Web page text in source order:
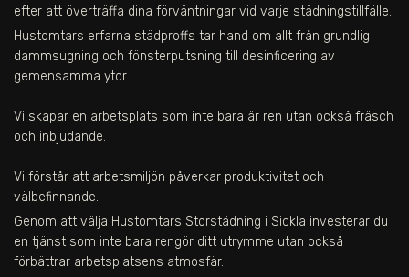
efter att överträffa dina förväntningar vid varje städningstillfälle.
Hustomtars erfarna städproffs tar hand om allt från grundlig
dammsugning och fönsterputsning till desinficering av
gemensamma ytor.
Vi skapar en arbetsplats som inte bara är ren utan också fräsch
och inbjudande.
Vi förstår att arbetsmiljön påverkar produktivitet och
välbefinnande.
Genom att välja Hustomtars Storstädning i Sickla investerar du i
en tjänst som inte bara rengör ditt utrymme utan också
förbättrar arbetsplatsens atmosfär.